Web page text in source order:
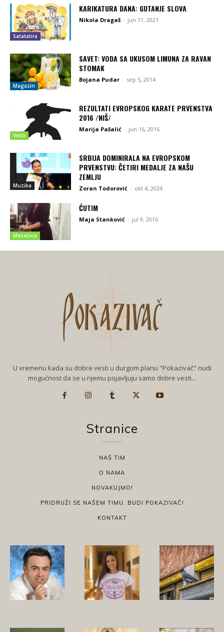
Satatatira
KARIKATURA DANA: GUTANJE SLOVA
Nikola Dragaš - jun 11, 2021
Magazin
SAVET: VODA SA UKUSOM LIMUNA ZA RAVAN
STOMAK
Bojana Pudar - sep 5, 2014
Vesti
REZULTATI EVROPSKOG KARATE PRVENSTVA
2016 /NIŠ/
Marija Pašalić - jun 16, 2016
Muzika
SRBIJA DOMINIRALA NA EVROPSKOM
PRVENSTVU: ČETIRI MEDALJE ZA NAŠU
ZEMLJU
Zoran Todorović - okt 4, 2024
Mesečina
ĆUTIM
Maja Stanković - jul 9, 2016
U vremenu kada su dobre vesti u durgom planu "Pokazivač" nudi
mogućnost da se u njemu pojavljuju samo dobre vesti...
Stranice
NAŠ TIM
O NAMA
NOVAKUJMO!
PRIDRUŽI SE NAŠEM TIMU, BUDI POKAZIVAČ!
KONTAKT